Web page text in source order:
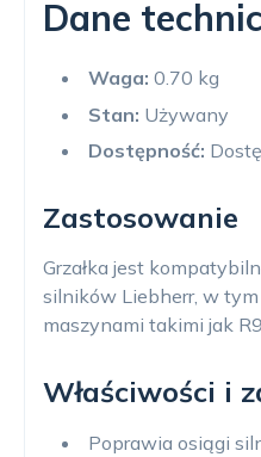
Dane
Waga: 0.70 kg
Stan: Używany
Dostępność:
Zastosowanie
Grzałka jest
silników Liebherr, w
maszynami takimi jak
Właściwości i
Poprawia osiągi